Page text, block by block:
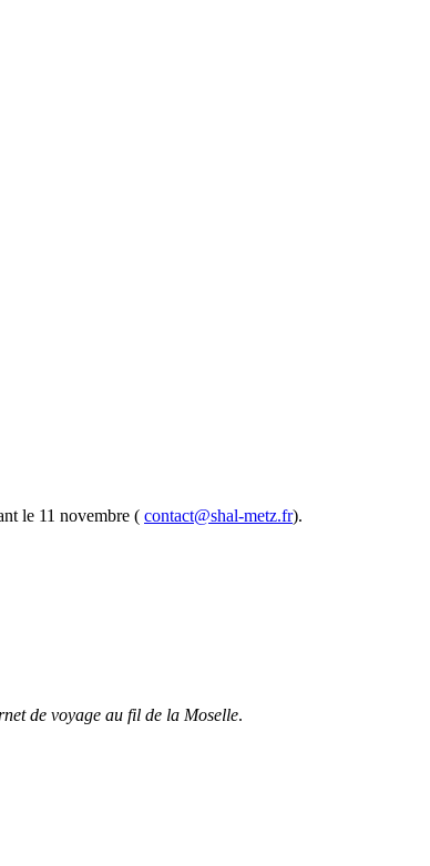
le 11 novembre ( contact@shal-metz.fr).
de voyage au fil de la Moselle.